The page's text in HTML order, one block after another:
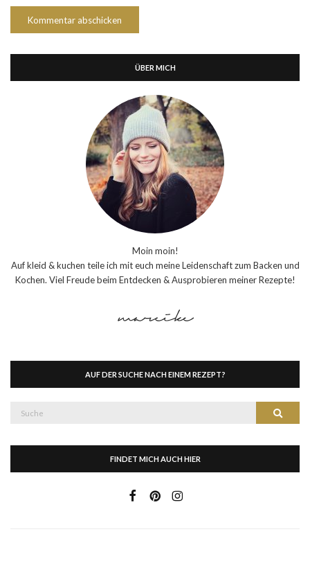
ÜBER MICH
Moin moin!
Auf kleid & kuchen teile ich mit euch meine Leidenschaft zum Backen und
Kochen. Viel Freude beim Entdecken & Ausprobieren meiner Rezepte!
AUF DER SUCHE NACH EINEM REZEPT?
Suche
FINDET MICH AUCH HIER